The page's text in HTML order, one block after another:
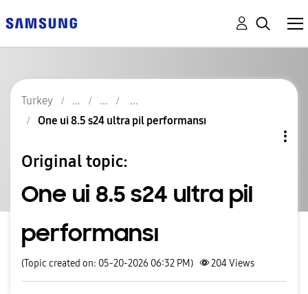
Turkey
One ui 8.5 s24 ultra pil performansı
Original topic:
One ui 8.5 s24 ultra pil
performansı
(Topic created on: 05-20-2026 06:32 PM) 204Views